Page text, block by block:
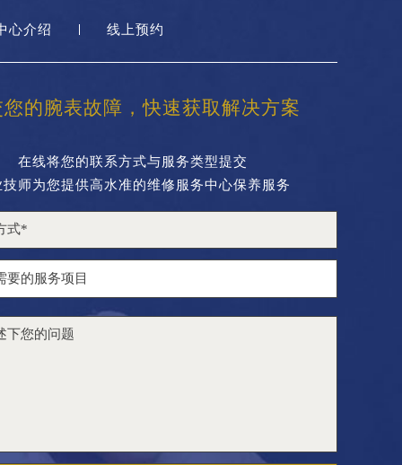
心介绍 线上预约
的腕表故障，快速获取解决方案
在线将您的联系方式与服务类型提交
技师为您提供高水准的维修服务中心保养服务